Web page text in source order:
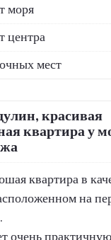
моря
центра
мест
красивая
квартира у
квартира в
на
очень